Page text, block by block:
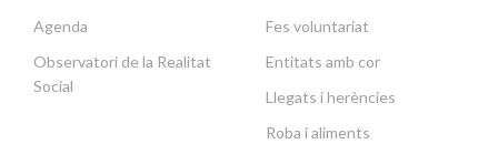
Agenda
Observatori de la Realitat
Social
Fes voluntariat
Entitats amb cor
Llegats i herències
Roba i aliments